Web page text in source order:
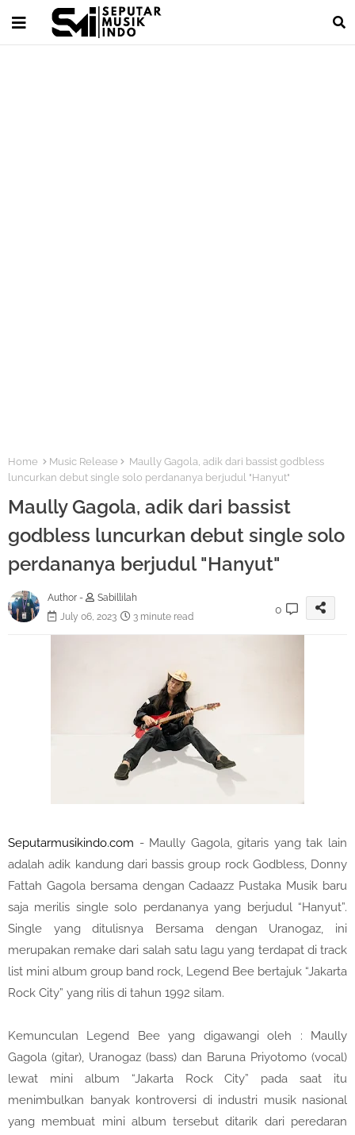
Home Music Release
Maully Gagola, adik dari bassist godbless
luncurkan debut single solo perdananya berjudul "Hanyut"
Maully Gagola, adik dari bassist
godbless luncurkan debut single solo
perdananya berjudul "Hanyut"
Author -
Sabillilah
July 06, 2023
3 minute read
0
Seputarmusikindo.com - Maully Gagola, gitaris yang tak lain
adalah adik kandung dari bassis group rock Godbless, Donny
Fattah Gagola bersama dengan Cadaazz Pustaka Musik baru
saja merilis single solo perdananya yang berjudul “Hanyut”.
Single yang ditulisnya Bersama dengan Uranogaz, ini
merupakan remake dari salah satu lagu yang terdapat di track
list mini album group band rock, Legend Bee bertajuk “Jakarta
Rock City” yang rilis di tahun 1992 silam.
Kemunculan Legend Bee yang digawangi oleh : Maully
Gagola (gitar), Uranogaz (bass) dan Baruna Priyotomo (vocal)
lewat mini album “Jakarta Rock City” pada saat itu
menimbulkan banyak kontroversi di industri musik nasional
yang membuat mini album tersebut ditarik dari peredaran